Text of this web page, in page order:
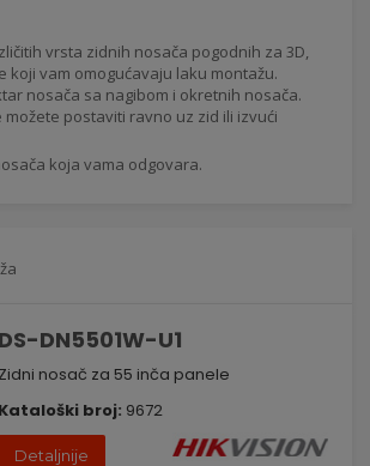
vrsta zidnih nosača pogodnih za 3D,
koji vam omogućavaju laku montažu.
nosača sa nagibom i okretnih nosača.
postaviti ravno uz zid ili izvući
koja vama odgovara.
DS-DN5501W-U1
Zidni nosač za 55 inča panele
Kataloški broj: 9672
Detaljnije